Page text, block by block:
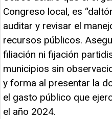
Congreso local, es
auditar y revisar el
recursos públicos.
filiación ni fijación
municipios sin
y forma al presentar la
el gasto público que
el año 2024.